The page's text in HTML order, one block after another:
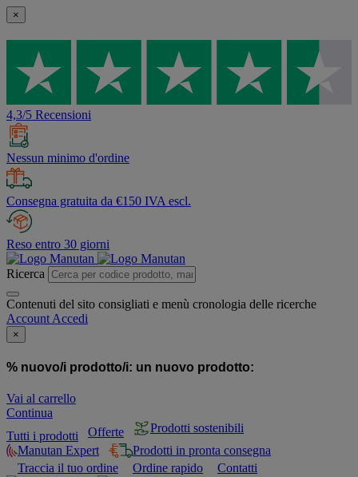
×
4,3/5 Recensioni
Nessun minimo d'ordine
Consegna gratuita da €150 IVA escl.
Reso entro 30 giorni
Ricerca
Contenuti del sito consigliati e menù cronologia delle ricerche
Account Accedi
×
% nuovo/i prodotto/i: un nuovo prodotto:
Vai al carrello
Continua
Tutti i prodotti
Offerte
Prodotti sostenibili
Manutan Expert
Prodotti in pronta consegna
Traccia il tuo ordine
Ordine rapido Contatti